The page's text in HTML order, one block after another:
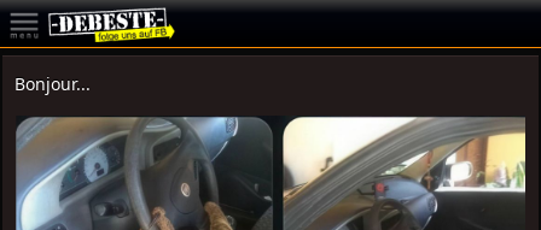
Bonjour...